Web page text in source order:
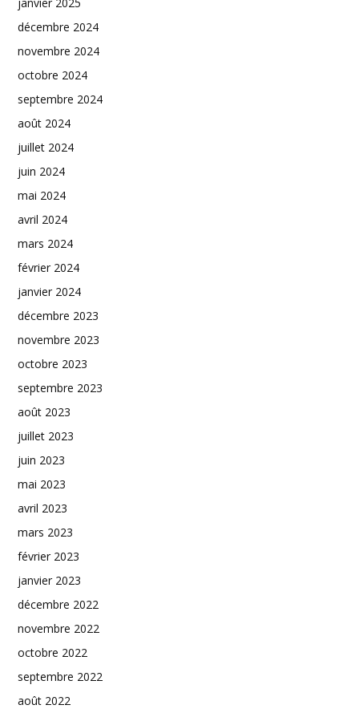
décembre 2024
novembre 2024
octobre 2024
septembre 2024
août 2024
juillet 2024
juin 2024
mai 2024
avril 2024
mars 2024
février 2024
janvier 2024
décembre 2023
novembre 2023
octobre 2023
septembre 2023
août 2023
juillet 2023
juin 2023
mai 2023
avril 2023
mars 2023
février 2023
janvier 2023
décembre 2022
novembre 2022
octobre 2022
septembre 2022
août 2022